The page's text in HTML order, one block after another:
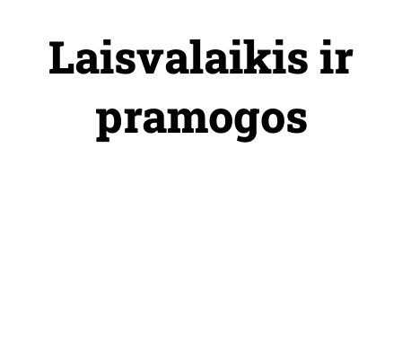
Laisvalaikis ir
pramogos